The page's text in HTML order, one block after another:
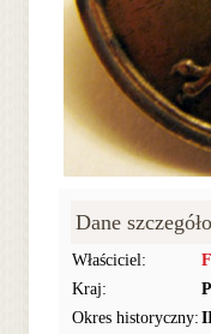
Dane
Właściciel:
Kraj:
Okres historyczny: